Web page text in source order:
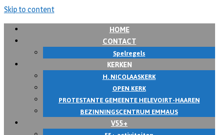
Skip to content
HOME
CONTACT
Spelregels
KERKEN
H. NICOLAASKERK
OPEN KERK
PROTESTANTE GEMEENTE HELEVOIRT-HAAREN
BEZINNINGSCENTRUM EMMAUS
V55+